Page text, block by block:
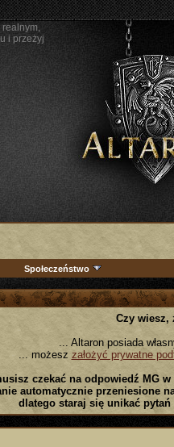
realnym,
i przeżyj
Społeczeństwo
Czy wiesz,
... Altaron posiada
... możesz założyć prywatne
czekać na odpowiedź MG
automatycznie przeniesione
dlatego staraj się unikać